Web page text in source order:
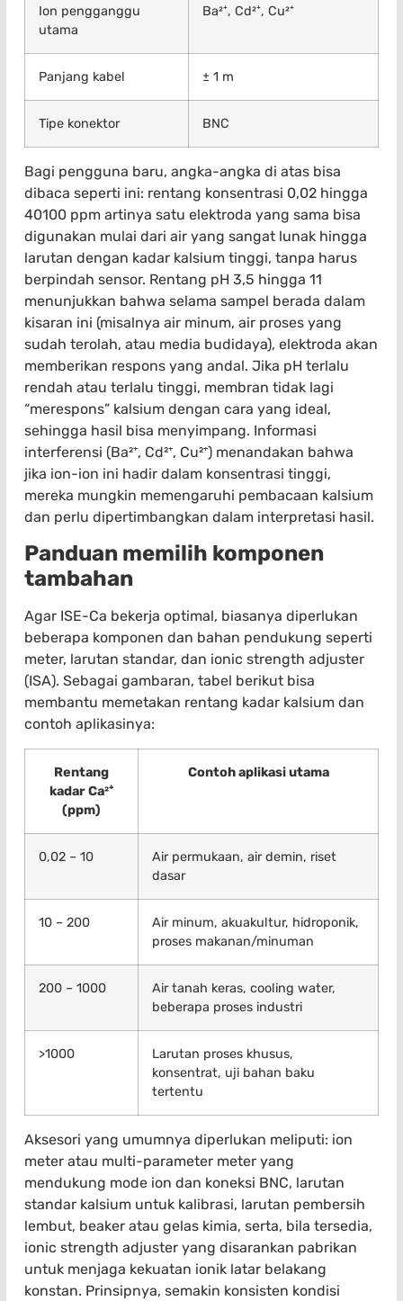
Ion pengganggu
utama
Ba²⁺, Cd²⁺, Cu²⁺
Panjang kabel ± 1 m
Tipe konektor BNC
Bagi pengguna baru, angka-angka di atas bisa
dibaca seperti ini: rentang konsentrasi 0,02 hingga
40100 ppm artinya satu elektroda yang sama bisa
digunakan mulai dari air yang sangat lunak hingga
larutan dengan kadar kalsium tinggi, tanpa harus
berpindah sensor. Rentang pH 3,5 hingga 11
menunjukkan bahwa selama sampel berada dalam
kisaran ini (misalnya air minum, air proses yang
sudah terolah, atau media budidaya), elektroda akan
memberikan respons yang andal. Jika pH terlalu
rendah atau terlalu tinggi, membran tidak lagi
“merespons” kalsium dengan cara yang ideal,
sehingga hasil bisa menyimpang. Informasi
interferensi (Ba²⁺, Cd²⁺, Cu²⁺) menandakan bahwa
jika ion-ion ini hadir dalam konsentrasi tinggi,
mereka mungkin memengaruhi pembacaan kalsium
dan perlu dipertimbangkan dalam interpretasi hasil.
Panduan memilih komponen
tambahan
Agar ISE-Ca bekerja optimal, biasanya diperlukan
beberapa komponen dan bahan pendukung seperti
meter, larutan standar, dan ionic strength adjuster
(ISA). Sebagai gambaran, tabel berikut bisa
membantu memetakan rentang kadar kalsium dan
contoh aplikasinya:
Rentang
kadar Ca²⁺
(ppm)
Contoh aplikasi utama
0,02 – 10
Air permukaan, air demin, riset
dasar
10 – 200
Air minum, akuakultur, hidroponik,
proses makanan/minuman
200 – 1000
Air tanah keras, cooling water,
beberapa proses industri
>1000
Larutan proses khusus,
konsentrat, uji bahan baku
tertentu
Aksesori yang umumnya diperlukan meliputi: ion
meter atau multi-parameter meter yang
mendukung mode ion dan koneksi BNC, larutan
standar kalsium untuk kalibrasi, larutan pembersih
lembut, beaker atau gelas kimia, serta, bila tersedia,
ionic strength adjuster yang disarankan pabrikan
untuk menjaga kekuatan ionik latar belakang
konstan. Prinsipnya, semakin konsisten kondisi